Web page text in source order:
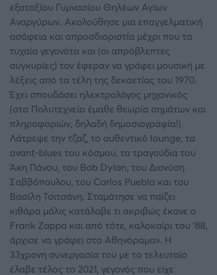
εξαταξίου Γυμνασίου Θηλέων Αγίων
Αναργύρων. Ακολούθησε μια επαγγελματική
ασάφεια και απροσδιοριστία μέχρι που τα
τυχαία γεγονότα και (οι απρόβλεπτες
συγκυρίες) τον έφεραν να γράφει μουσική με
λέξεις από τα τέλη της δεκαετίας του 1970.
Έχει σπουδάσει ηλεκτρολόγος μηχανικός
(στο Πολυτεχνείο έμαθε θεωρία σημάτων και
πληροφοριών, δηλαδή δημοσιογραφία!).
Λάτρεψε την τζαζ, το αυθεντικό lounge, τα
avant-blues του κόσμου, τα τραγούδια του
Άκη Πάνου, του Bob Dylan, του Διονύση
Σαββόπουλου, του Carlos Puebla και του
Βασίλη Τσιτσάνη. Σταμάτησε να παίζει
κιθάρα μόλις κατάλαβε τι ακριβώς έκανε ο
Frank Zappa και από τότε, καλοκαίρι του ’88,
άρχισε να γράφει στο Αθηνόραμα». Η
33χρονη συνεργασία του με το τελευταίο
έλαβε τέλος το 2021, γεγονός που είχε